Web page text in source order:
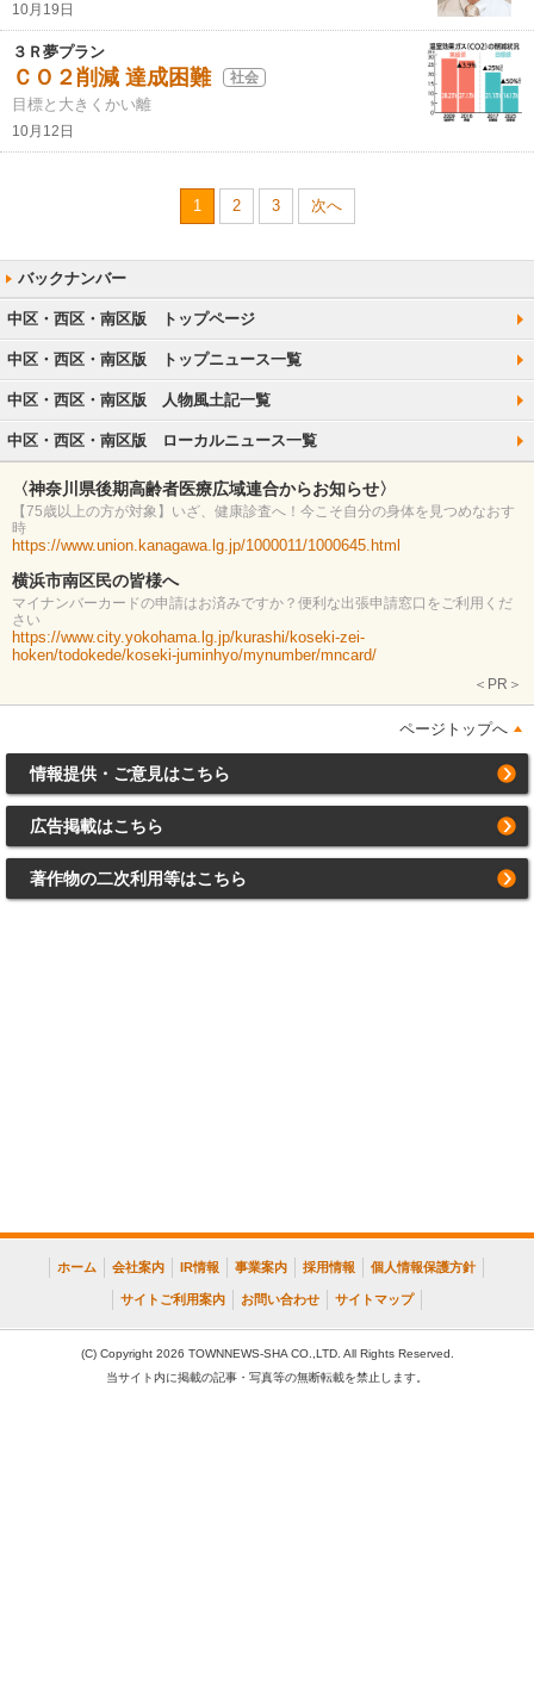
10月19日
３Ｒ夢プラン
ＣＯ２削減 達成困難 社会
目標と大きくかい離
10月12日
1 2 3 次へ
中区・西区・南区版 トップページ
中区・西区・南区版 トップニュース一覧
中区・西区・南区版 人物風土記一覧
中区・西区・南区版 ローカルニュース一覧
〈神奈川県後期高齢者医療広域連合からお知らせ〉
【75歳以上の方が対象】いざ、健康診査へ！今こそ自分の身体を見つめなおす
時
https://www.union.kanagawa.lg.jp/1000011/1000645.html
横浜市南区民の皆様へ
マイナンバーカードの申請はお済みですか？便利な出張申請窓口をご利用くだ
さい
https://www.city.yokohama.lg.jp/kurashi/koseki-zei-
hoken/todokede/koseki-juminhyo/mynumber/mncard/
＜PR＞
ページトップへ
情報提供・ご意見はこちら
広告掲載はこちら
著作物の二次利用等はこちら
ホーム 会社案内 IR情報 事業案内 採用情報 個人情報保護方針
サイトご利用案内 お問い合わせ サイトマップ
(C) Copyright 2026 TOWNNEWS-SHA CO.,LTD. All Rights Reserved.
当サイト内に掲載の記事・写真等の無断転載を禁止します。